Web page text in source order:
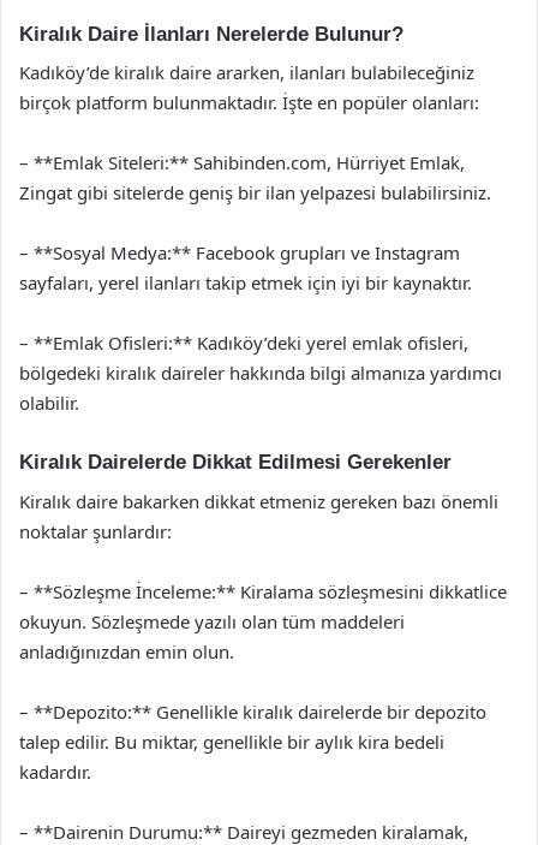
Kiralık Daire İlanları Nerelerde Bulunur?
Kadıköy’de kiralık daire ararken, ilanları bulabileceğiniz
birçok platform bulunmaktadır. İşte en popüler olanları:
– **Emlak Siteleri:** Sahibinden.com, Hürriyet Emlak,
Zingat gibi sitelerde geniş bir ilan yelpazesi bulabilirsiniz.
– **Sosyal Medya:** Facebook grupları ve Instagram
sayfaları, yerel ilanları takip etmek için iyi bir kaynaktır.
– **Emlak Ofisleri:** Kadıköy’deki yerel emlak ofisleri,
bölgedeki kiralık daireler hakkında bilgi almanıza yardımcı
olabilir.
Kiralık Dairelerde Dikkat Edilmesi Gerekenler
Kiralık daire bakarken dikkat etmeniz gereken bazı önemli
noktalar şunlardır:
– **Sözleşme İnceleme:** Kiralama sözleşmesini dikkatlice
okuyun. Sözleşmede yazılı olan tüm maddeleri
anladığınızdan emin olun.
– **Depozito:** Genellikle kiralık dairelerde bir depozito
talep edilir. Bu miktar, genellikle bir aylık kira bedeli
kadardır.
– **Dairenin Durumu:** Daireyi gezmeden kiralamak,